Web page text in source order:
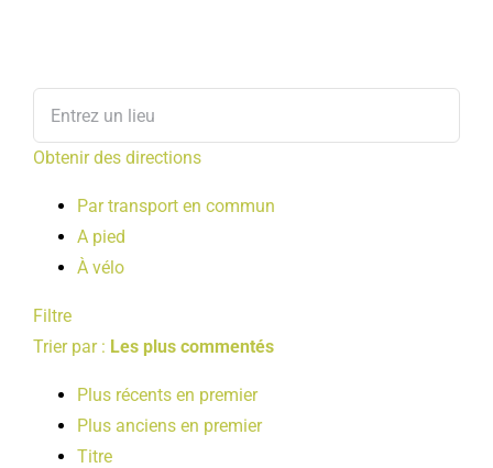
Obtenir des directions
Par transport en commun
A pied
À vélo
Filtre
Trier par : Les plus commentés
Plus récents en premier
Plus anciens en premier
Titre